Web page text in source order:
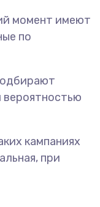
момент имеют
по
кампаниях
при